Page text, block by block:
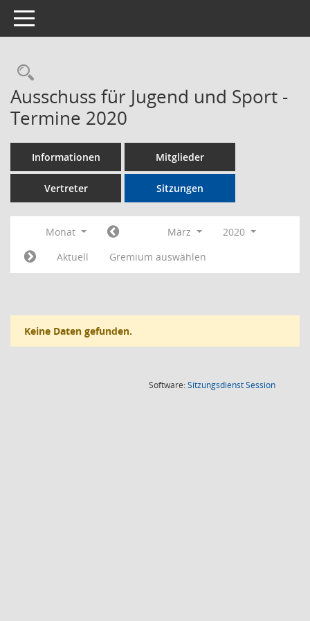
Toggle navigation
Rechercheauswahl
Ausschuss für Jugend und Sport -
Termine 2020
Informationen Mitglieder
Vertreter Sitzungen
Monat März
2020
Aktuell
Gremium auswählen
Keine Daten gefunden.
Software:SitzungsdienstSession(Wird in